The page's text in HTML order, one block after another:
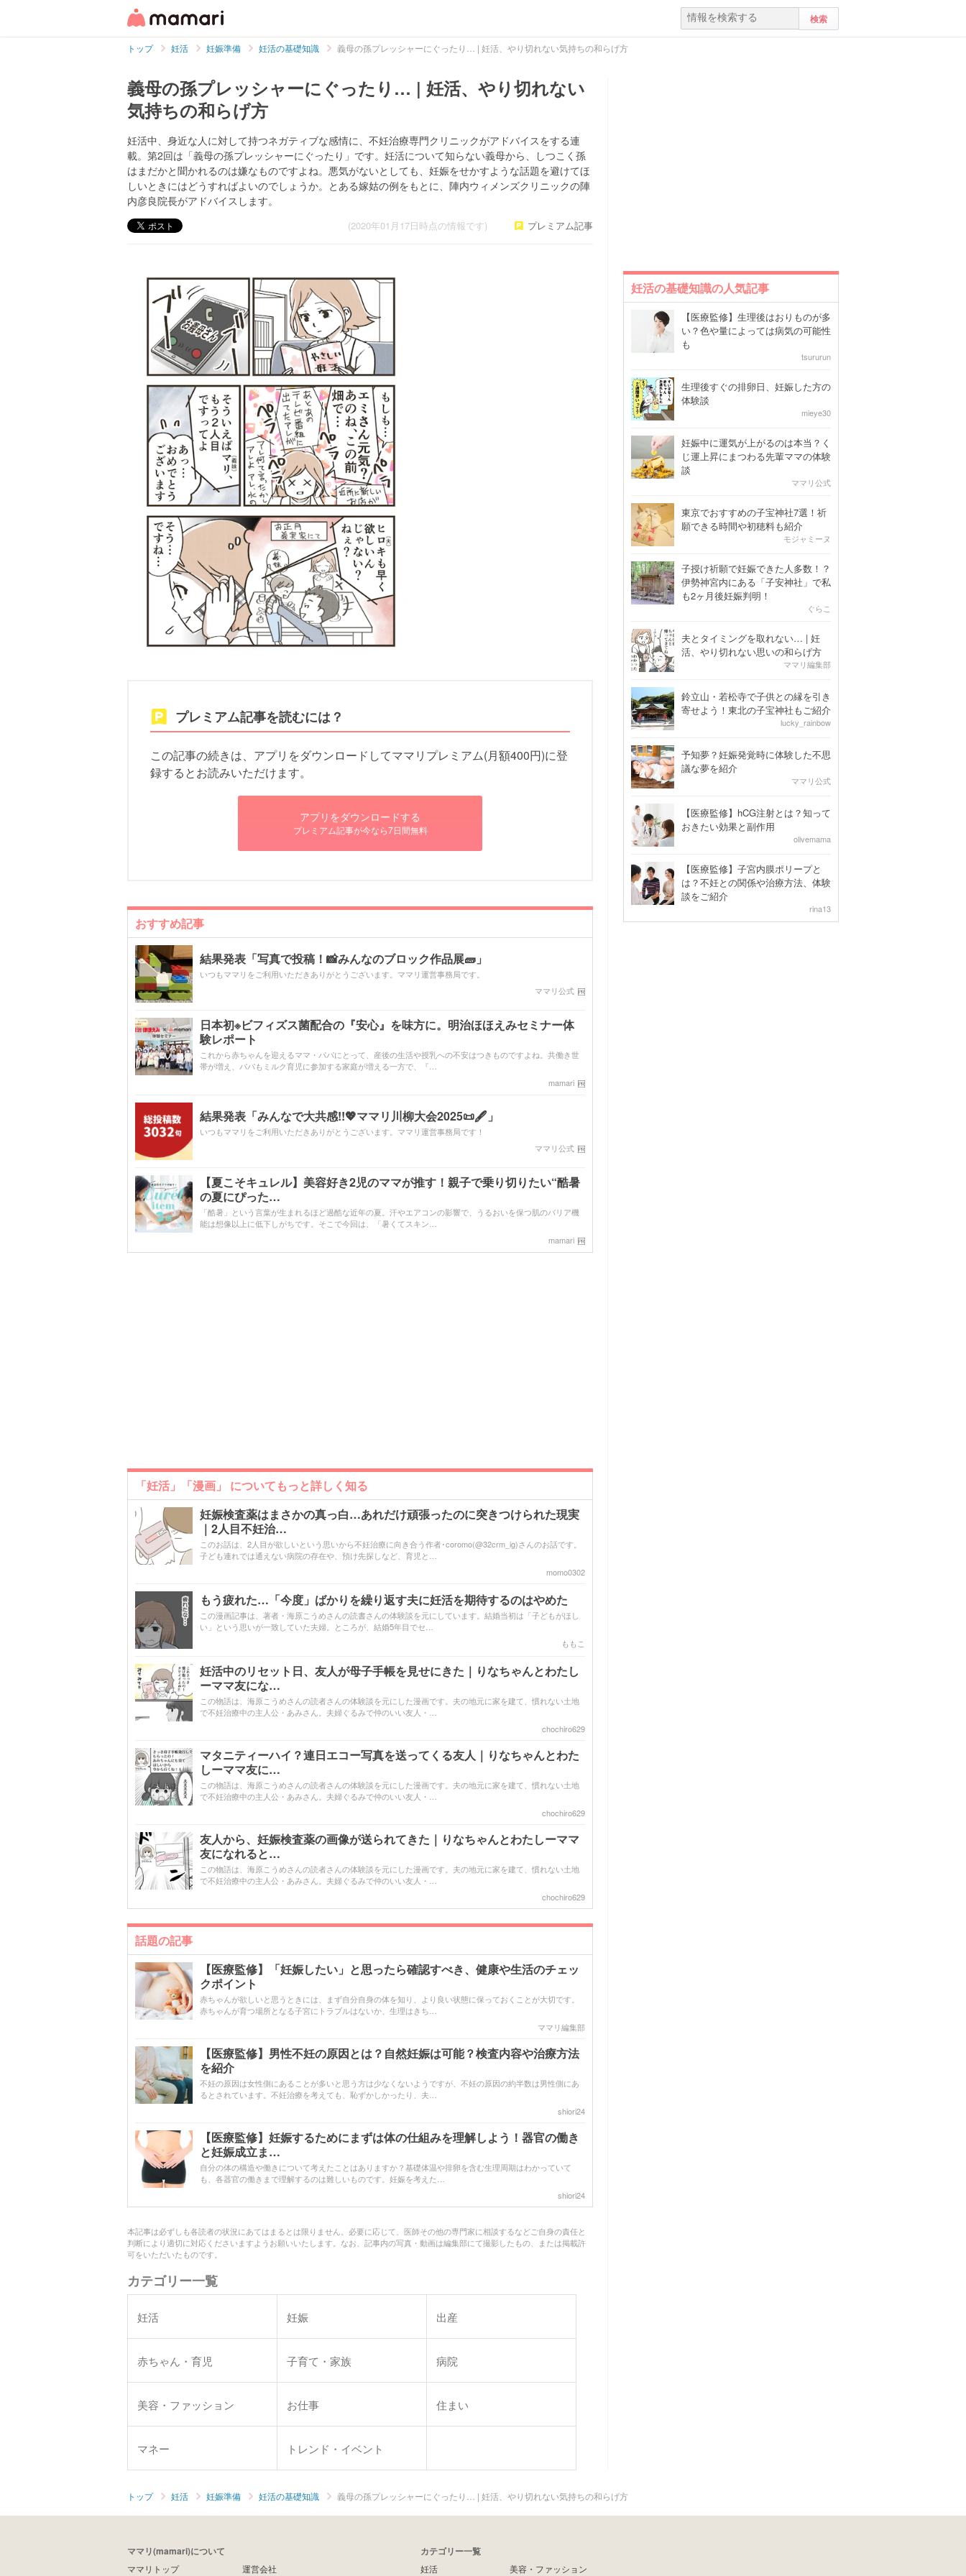
トップ 妊活 妊娠準備 妊活の基礎知識 義母の孫プレッシャーにぐったり… | 妊活、やり切れない気持ちの和らげ方
義母の孫プレッシャーにぐったり… | 妊活、やり切れない
気持ちの和らげ方
妊活中、身近な人に対して持つネガティブな感情に、不妊治療専門クリニックがアドバイスをする連
載。第2回は「義母の孫プレッシャーにぐったり」です。妊活について知らない義母から、しつこく孫
はまだかと聞かれるのは嫌なものですよね。悪気がないとしても、妊娠をせかすような話題を避けてほ
しいときにはどうすればよいのでしょうか。とある嫁姑の例をもとに、陣内ウィメンズクリニックの陣
内彦良院長がアドバイスします。
(2020年01月17日時点の情報です) プレミアム記事
プレミアム記事を読むには？
この記事の続きは、アプリをダウンロードしてママリプレミアム(月額400円)に登
録するとお読みいただけます。
アプリをダウンロードする
プレミアム記事が今なら7日間無料
おすすめ記事
結果発表「写真で投稿！📸みんなのブロック作品展🧱」
いつもママリをご利用いただきありがとうございます。ママリ運営事務局です。
ママリ公式
日本初※ビフィズス菌配合の『安心』を味方に。明治ほほえみセミナー体
験レポート
これから赤ちゃんを迎えるママ・パパにとって、産後の生活や授乳への不安はつきものですよね。共働き世
帯が増え、パパもミルク育児に参加する家庭が増える一方で、『…
mamari
結果発表「みんなで大共感!!💖ママリ川柳大会2025📜🖋️」
いつもママリをご利用いただきありがとうございます。ママリ運営事務局です！
ママリ公式
【夏こそキュレル】美容好き2児のママが推す！親子で乗り切りたい“酷暑
の夏にぴった…
「酷暑」という言葉が生まれるほど過酷な近年の夏。汗やエアコンの影響で、うるおいを保つ肌のバリア機
能は想像以上に低下しがちです。そこで今回は、「暑くてスキン…
mamari
「妊活」「漫画」 についてもっと詳しく知る
妊娠検査薬はまさかの真っ白…あれだけ頑張ったのに突きつけられた現実
｜2人目不妊治…
このお話は、2人目が欲しいという思いから不妊治療に向き合う作者･coromo(@32crm_ig)さんのお話です。
子ども連れでは通えない病院の存在や、預け先探しなど、育児と…
momo0302
もう疲れた…「今度」ばかりを繰り返す夫に妊活を期待するのはやめた
この漫画記事は、著者・海原こうめさんの読書さんの体験談を元にしています。結婚当初は「子どもがほし
い」という思いが一致していた夫婦。ところが、結婚5年目でセ…
ももこ
妊活中のリセット日、友人が母子手帳を見せにきた｜りなちゃんとわたし
ーママ友にな…
この物語は、海原こうめさんの読者さんの体験談を元にした漫画です。夫の地元に家を建て、慣れない土地
で不妊治療中の主人公・あみさん。夫婦ぐるみで仲のいい友人・…
chochiro629
マタニティーハイ？連日エコー写真を送ってくる友人｜りなちゃんとわた
しーママ友に…
この物語は、海原こうめさんの読者さんの体験談を元にした漫画です。夫の地元に家を建て、慣れない土地
で不妊治療中の主人公・あみさん。夫婦ぐるみで仲のいい友人・…
chochiro629
友人から、妊娠検査薬の画像が送られてきた｜りなちゃんとわたしーママ
友になれると…
この物語は、海原こうめさんの読者さんの体験談を元にした漫画です。夫の地元に家を建て、慣れない土地
で不妊治療中の主人公・あみさん。夫婦ぐるみで仲のいい友人・…
chochiro629
話題の記事
【医療監修】「妊娠したい」と思ったら確認すべき、健康や生活のチェッ
クポイント
赤ちゃんが欲しいと思うときには、まず自分自身の体を知り、より良い状態に保っておくことが大切です。
赤ちゃんが育つ場所となる子宮にトラブルはないか、生理はきち…
ママリ編集部
【医療監修】男性不妊の原因とは？自然妊娠は可能？検査内容や治療方法
を紹介
不妊の原因は女性側にあることが多いと思う方は少なくないようですが、不妊の原因の約半数は男性側にあ
るとされています。不妊治療を考えても、恥ずかしかったり、夫…
shiori24
【医療監修】妊娠するためにまずは体の仕組みを理解しよう！器官の働き
と妊娠成立ま…
自分の体の構造や働きについて考えたことはありますか？基礎体温や排卵を含む生理周期はわかっていて
も、各器官の働きまで理解するのは難しいものです。妊娠を考えた…
shiori24
本記事は必ずしも各読者の状況にあてはまるとは限りません。必要に応じて、医師その他の専門家に相談するなどご自身の責任と
判断により適切に対応くださいますようお願いいたします。なお、記事内の写真・動画は編集部にて撮影したもの、または掲載許
可をいただいたものです。
カテゴリー一覧
妊活 妊娠 出産
赤ちゃん・育児 子育て・家族 病院
美容・ファッション お仕事 住まい
マネー トレンド・イベント
妊活の基礎知識の人気記事
【医療監修】生理後はおりものが多
い？色や量によっては病気の可能性
も
tsururun
生理後すぐの排卵日、妊娠した方の
体験談
mieye30
妊娠中に運気が上がるのは本当？く
じ運上昇にまつわる先輩ママの体験
談
ママリ公式
東京でおすすめの子宝神社7選！祈
願できる時間や初穂料も紹介
モジャミーヌ
子授け祈願で妊娠できた人多数！？
伊勢神宮内にある「子安神社」で私
も2ヶ月後妊娠判明！
ぐらこ
夫とタイミングを取れない… | 妊
活、やり切れない思いの和らげ方
ママリ編集部
鈴立山・若松寺で子供との縁を引き
寄せよう！東北の子宝神社もご紹介
lucky_rainbow
予知夢？妊娠発覚時に体験した不思
議な夢を紹介
ママリ公式
【医療監修】hCG注射とは？知って
おきたい効果と副作用
olivemama
【医療監修】子宮内膜ポリープと
は？不妊との関係や治療方法、体験
談をご紹介
rina13
トップ 妊活 妊娠準備 妊活の基礎知識 義母の孫プレッシャーにぐったり… | 妊活、やり切れない気持ちの和らげ方
ママリ(mamari)について
ママリトップ 運営会社
カテゴリー一覧
妊活 美容・ファッション